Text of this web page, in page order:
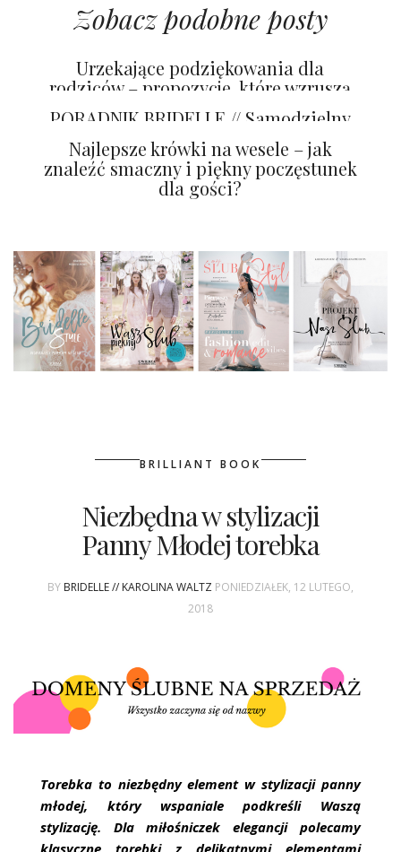
Zobacz podobne posty
Urzekające podziękowania dla
rodziców – propozycje, które wzruszą
najbliższych
PORADNIK BRIDELLE // Samodzielny
projekt i druk zaproszeń ślubnych
Najlepsze krówki na wesele – jak
znaleźć smaczny i piękny poczęstunek
dla gości?
BRILLIANT BOOK
Niezbędna w stylizacji
Panny Młodej torebka
BY BRIDELLE // KAROLINA WALTZ PONIEDZIAŁEK, 12 LUTEGO,
2018
Torebka to niezbędny element w stylizacji panny
młodej, który wspaniale podkreśli Waszą
stylizację. Dla miłośniczek elegancji polecamy